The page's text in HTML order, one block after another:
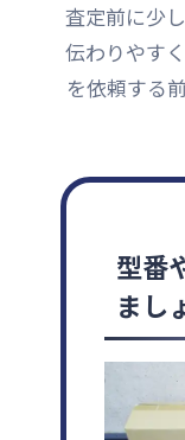
査定前に少
伝わりやす
を依頼する
型番
まし